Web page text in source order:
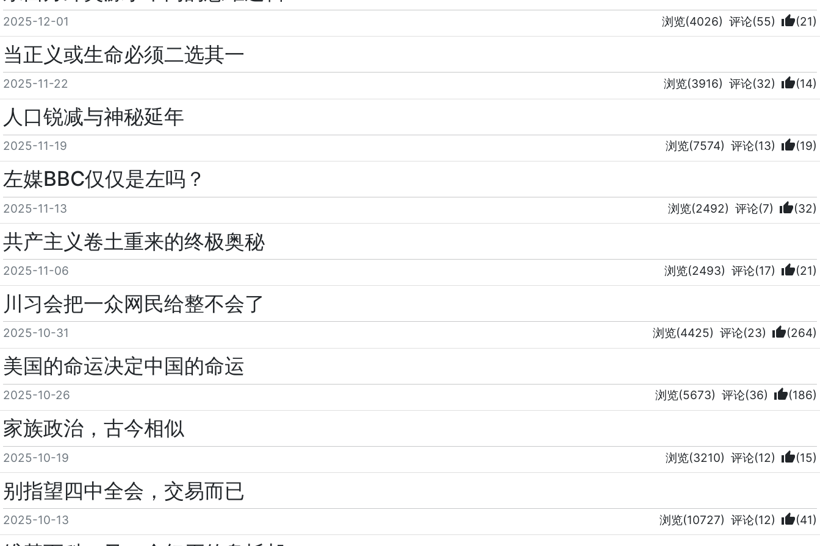
2025-12-01 浏览(4026) 评论(55) thumb_up(21)
当正义或生命必须二选其一
2025-11-22 浏览(3916) 评论(32) thumb_up(14)
人口锐减与神秘延年
2025-11-19 浏览(7574) 评论(13) thumb_up(19)
左媒BBC仅仅是左吗？
2025-11-13 浏览(2492) 评论(7) thumb_up(32)
共产主义卷土重来的终极奥秘
2025-11-06 浏览(2493) 评论(17) thumb_up(21)
川习会把一众网民给整不会了
2025-10-31 浏览(4425) 评论(23) thumb_up(264)
美国的命运决定中国的命运
2025-10-26 浏览(5673) 评论(36) thumb_up(186)
家族政治，古今相似
2025-10-19 浏览(3210) 评论(12) thumb_up(15)
别指望四中全会，交易而已
2025-10-13 浏览(10727) 评论(12) thumb_up(41)